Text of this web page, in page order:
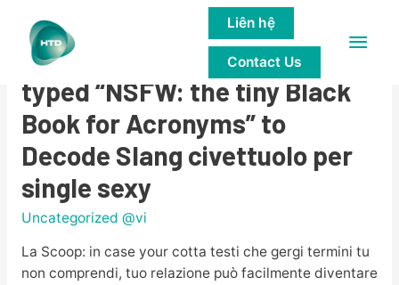
Main
Liên hệ
Contact Us
NetLingo creator Erin Jansen
typed “NSFW: the tiny Black
Book for Acronyms” to
Decode Slang civettuolo per
single sexy
Uncategorized @vi
La Scoop: in case your cotta testi che gergi termini tu
non comprendi, tuo relazione può facilmente diventare